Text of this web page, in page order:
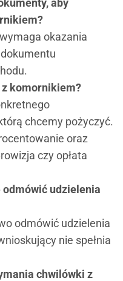
aby
okazania
komornikiem?
chcemy pożyczyć.
oraz
czy opłata
odmówić udzielenia
odmówić udzielenia
nie spełnia
chwilówki z